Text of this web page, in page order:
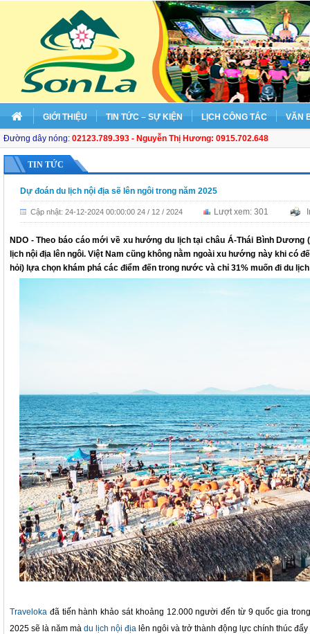
GIỚI THIỆU TIN TỨC – SỰ KIỆN LỊCH CÔNG TÁC VĂN
Đường dây nóng: 02123.789.393 - Nguyễn Thị Hương: 0915.702.648
TIN TỨC
Dự đoán du lịch nội địa sẽ lên ngôi trong năm 2025
Cập nhật: 24-12-2024 00:00:00 24 / 12 / 2024 Lượt xem: 301
NDO - Theo báo cáo mới về xu hướng du lịch tại châu Á-Thái Bình Dương
lịch nội địa lên ngôi. Việt Nam cũng không nằm ngoài xu hướng này khi có
hỏi) lựa chọn khám phá các điểm đến trong nước và chỉ 31% muốn đi du
Traveloka đã tiến hành khảo sát khoảng 12.000 người đến từ 9 quốc gia
2025 sẽ là năm mà du lịch nội địa lên ngôi và trở thành động lực chính thúc